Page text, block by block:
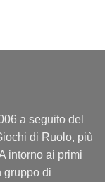
a seguito del
di Ruolo, più
intorno ai primi
gruppo di